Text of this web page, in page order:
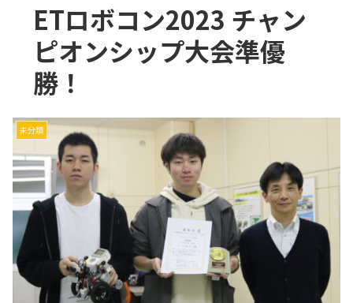
ETロボコン2023 チャン
ピオンシップ大会準優
勝！
未分類